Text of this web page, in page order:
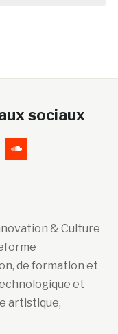
sociaux
& Culture
de formation et
et
artistique,